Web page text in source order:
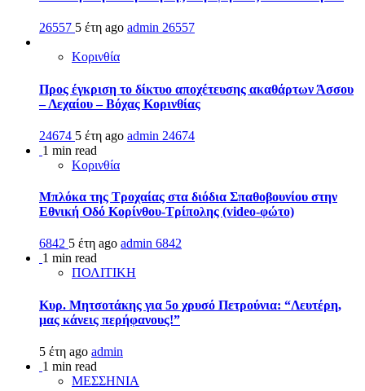
26557 5 έτη ago admin 26557
Κορινθία
Προς έγκριση το δίκτυο αποχέτευσης ακαθάρτων Άσσου
– Λεχαίου – Βόχας Κορινθίας
24674 5 έτη ago admin 24674
1 min read
Κορινθία
Μπλόκα της Τροχαίας στα διόδια Σπαθοβουνίου στην
Εθνική Οδό Κορίνθου-Τρίπολης (video-φώτο)
6842 5 έτη ago admin 6842
1 min read
ΠΟΛΙΤΙΚΗ
Κυρ. Μητσοτάκης για 5ο χρυσό Πετρούνια: “Λευτέρη,
μας κάνεις περήφανους!”
5 έτη ago admin
1 min read
ΜΕΣΣΗΝΙΑ